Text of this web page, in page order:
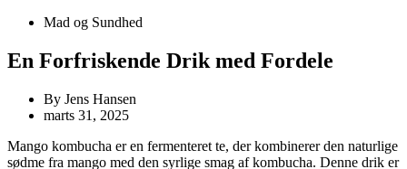
Mad og Sundhed
En Forfriskende Drik med Fordele
By Jens Hansen
marts 31, 2025
Mango kombucha er en fermenteret te, der kombinerer den naturlige
sødme fra mango med den syrlige smag af kombucha. Denne drik er